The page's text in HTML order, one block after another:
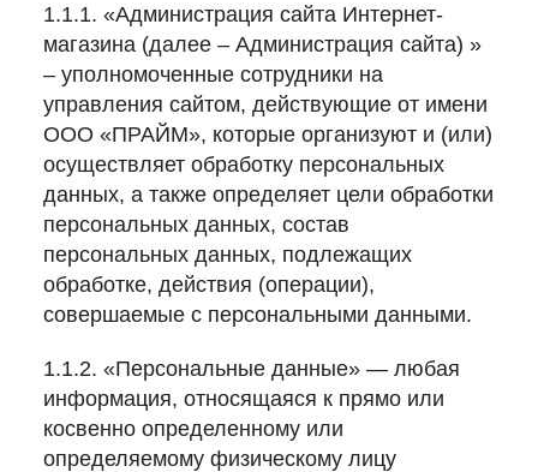
1.1.1. «Администрация сайта Интернет-
магазина (далее – Администрация сайта) »
– уполномоченные сотрудники на
управления сайтом, действующие от имени
ООО «ПРАЙМ», которые организуют и (или)
осуществляет обработку персональных
данных, а также определяет цели обработки
персональных данных, состав
персональных данных, подлежащих
обработке, действия (операции),
совершаемые с персональными данными.
1.1.2. «Персональные данные» — любая
информация, относящаяся к прямо или
косвенно определенному или
определяемому физическому лицу